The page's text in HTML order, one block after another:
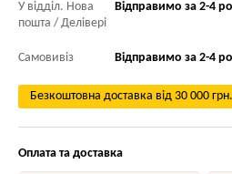
У відділ. Нова
пошта / Делівері
Відправимо за 2-4
Самовивіз Відправимо за 2-4
Безкоштовна доставка від 30 000 грн.
Оплата та доставка